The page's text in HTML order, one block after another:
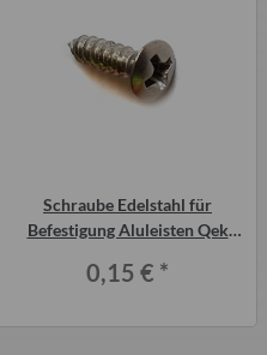
Schraube Edelstahl für
Befestigung Aluleisten Qek
0,15 € *